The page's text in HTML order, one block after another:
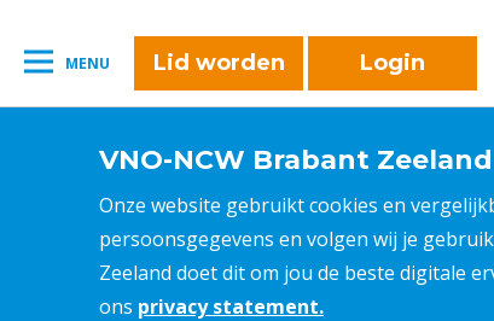
MENU Lid worden Login
VNO-NCW Brabant
Onze website gebruikt cookies en
persoonsgegevens en volgen wij je
Zeeland doet dit om jou de beste digitale
ons privacy statement.